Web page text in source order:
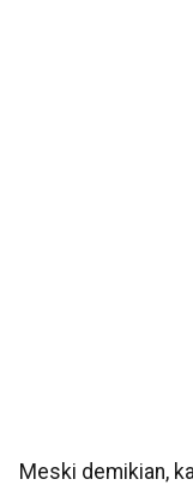
Meski demikian,